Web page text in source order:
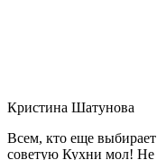
Кристина Шатунова
Всем, кто еще
советую Кухни мол! Не